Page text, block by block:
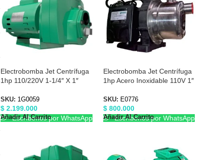
Electrobomba Jet Centrífuga
1hp 110/220V 1-1/4″ X 1″
SKU: 1G0059
$ 2.199.000
Añadir Al Carrito
Escríbenos por WhatsApp
Electrobomba Jet Centrífuga
1hp Acero Inoxidable 110V 1″
SKU: E0776
$800.000
Añadir Al Carrito
Escríbenos por WhatsApp